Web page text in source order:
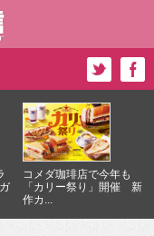
コメダ珈琲店で今年も
「カリー祭り」開催 新
作カ...